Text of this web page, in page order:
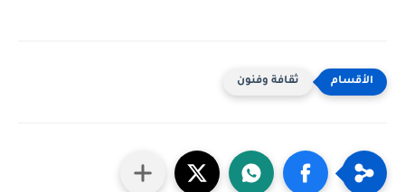
ثقافة وفنون